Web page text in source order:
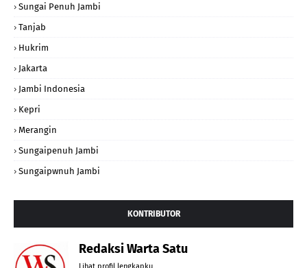
Sungai Penuh Jambi
Tanjab
Hukrim
Jakarta
Jambi Indonesia
Kepri
Merangin
Sungaipenuh Jambi
Sungaipwnuh Jambi
KONTRIBUTOR
Redaksi Warta Satu